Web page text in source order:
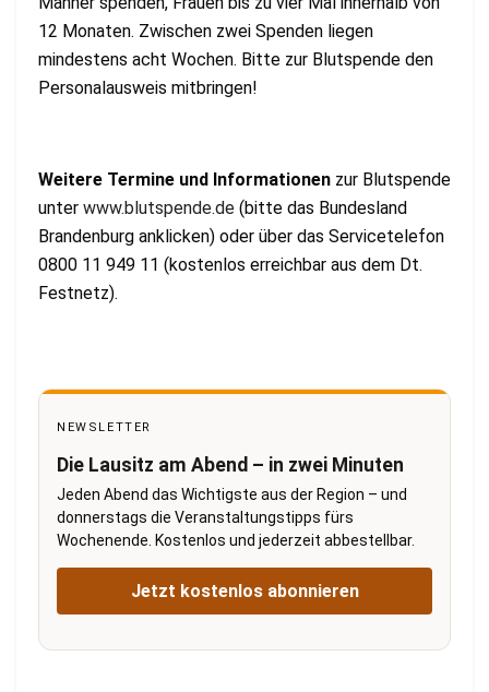
12 Monaten. Zwischen zwei Spenden liegen
mindestens acht Wochen. Bitte zur Blutspende den
Personalausweis mitbringen!
Weitere Termine und Informationen zur Blutspende
unter www.blutspende.de (bitte das Bundesland
Brandenburg anklicken) oder über das Servicetelefon
0800 11 949 11 (kostenlos erreichbar aus dem Dt.
Festnetz).
NEWSLETTER
Die Lausitz am Abend – in zwei Minuten
Jeden Abend das Wichtigste aus der Region – und
donnerstags die Veranstaltungstipps fürs
Wochenende. Kostenlos und jederzeit abbestellbar.
Jetzt kostenlos abonnieren